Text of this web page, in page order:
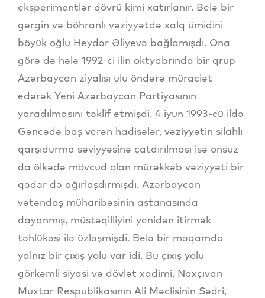
eksperimentlər dövrü kimi xatırlanır. Belə bir
gərgin və böhranlı vəziyyətdə xalq ümidini
böyük oğlu Heydər Əliyevə bağlamışdı. Ona
görə də hələ 1992-ci ilin oktyabrında bir qrup
Azərbaycan ziyalısı ulu öndərə müraciət
edərək Yeni Azərbaycan Partiyasının
yaradılmasını təklif etmişdi. 4 iyun 1993-cü ildə
Gəncədə baş verən hadisələr, vəziyyətin silahlı
qarşıdurma səviyyəsinə çatdırılması isə onsuz
da ölkədə mövcud olan mürəkkəb vəziyyəti bir
qədər də ağırlaşdırmışdı. Azərbaycan
vətəndaş müharibəsinin astanasında
dayanmış, müstəqilliyini yenidən itirmək
təhlükəsi ilə üzləşmişdi. Belə bir məqamda
yalnız bir çıxış yolu var idi. Bu çıxış yolu
görkəmli siyasi və dövlət xadimi, Naxçıvan
Muxtar Respublikasının Ali Məclisinin Sədri,